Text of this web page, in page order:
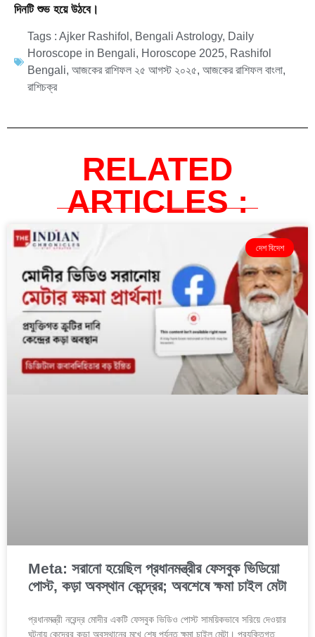
দিনটি শুভ হয়ে উঠবে।
Tags : Ajker Rashifol , Bengali Astrology, Daily
Horoscope in Bengali, Horoscope 2025, Rashifol
Bengali, আজকের রাশিফল ২৫ আগস্ট ২০২৫, আজকের রাশিফল বাংলা,
রাশিচক্র
RELATED
ARTICLES :
দেশ বিদেশ
Meta: সরানো হয়েছিল প্রধানমন্ত্রীর ফেসবুক ভিডিয়ো
পোস্ট, কড়া অবস্থান কেন্দ্রের; অবশেষে ক্ষমা চাইল মেটা
প্রধানমন্ত্রী নরেন্দ্র মোদীর একটি ফেসবুক ভিডিও পোস্ট সাময়িকভাবে সরিয়ে দেওয়ার
ঘটনায় কেন্দ্রের কড়া অবস্থানের মুখে শেষ পর্যন্ত ক্ষমা চাইল মেটা। প্রযুক্তিগত